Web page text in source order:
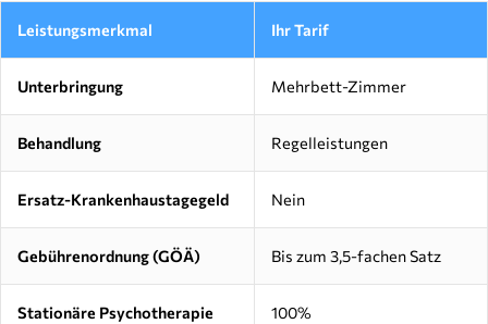
Leistungsmerkmal Ihr Tarif
Unterbringung Mehrbett-Zimmer
Behandlung Regelleistungen
Ersatz-Krankenhaustagegeld Nein
Gebührenordnung (GÖÄ) Bis zum 3,5-fachen Satz
Stationäre Psychotherapie 100%